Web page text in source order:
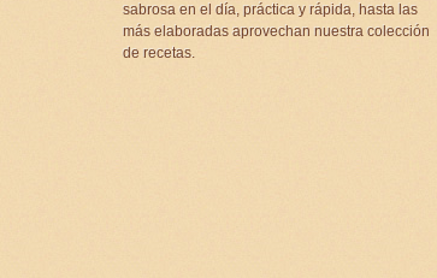
sabrosa en el día, práctica y rápida, hasta las
más elaboradas aprovechan nuestra colección
de recetas.